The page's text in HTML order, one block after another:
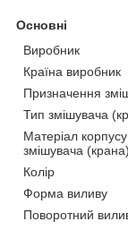
Основні
Виробник
Країна виробник
Призначення
Тип змішувача
Матеріал корпусу
змішувача (крана)
Колір
Форма виливу
Поворотний